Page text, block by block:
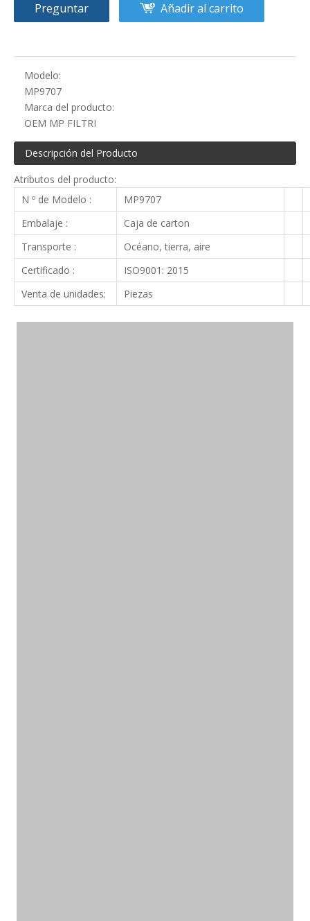
Preguntar Añadir al carrito
Modelo:
MP9707
Marca del producto:
OEM MP FILTRI
Descripción del Producto
Atributos del producto:
N º de Modelo :
MP9707
Embalaje :
Caja de carton
Transporte :
Océano, tierra, aire
Certificado :
ISO9001: 2015
Venta de unidades:
Piezas